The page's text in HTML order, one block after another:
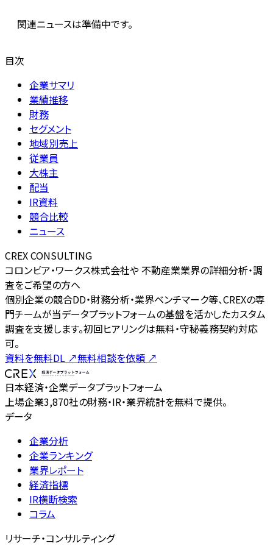
関連ニュースは準備中です。
目次
企業サマリ
業績推移
財務
セグメント
地域別売上
従業員
大株主
配当
IR資料
競合比較
ニュース
CREX CONSULTING
コロンビア・ワークス株式会社や 不動産業業界の詳細分析・調
査をご希望の方へ
個別企業の競合DD・財務分析・業界ベンチマーク等、CREXの専
門チームが当データプラットフォームの基盤を活かしたカスタム
調査を支援します。初回ヒアリングは無料・守秘義務契約対応
可。
資料を無料DL ↗無料相談を依頼 ↗
日本経済・企業データプラットフォーム
上場企業3,870社の財務・IR・業界統計を無料で提供。
データ
企業分析
企業ランキング
業界レポート
経済指標
IR横断検索
コラム
リサーチ・コンサルティング